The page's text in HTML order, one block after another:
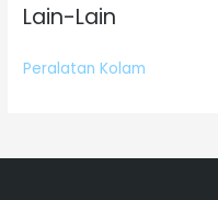
Lain-Lain
Peralatan Kolam